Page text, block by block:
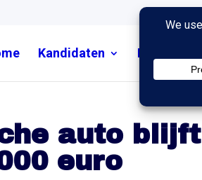
Kandidaten Nieuws
auto blijft
euro